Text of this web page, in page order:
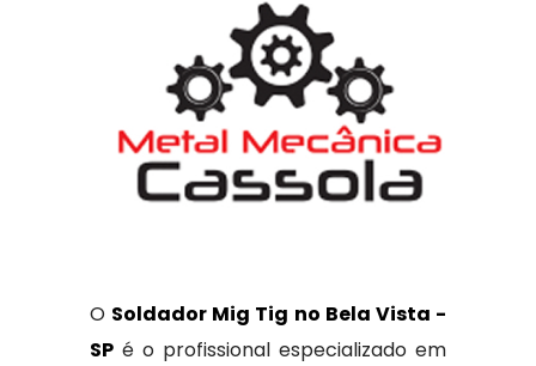
O Soldador Mig Tig no Bela Vista -
SPé o profissional especializado em